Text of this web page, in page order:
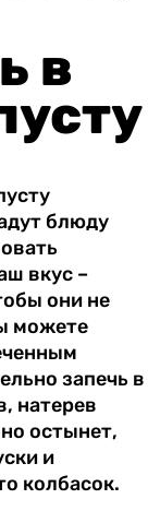
в
блюду
вкус –
они не
можете
запечь в
натерев
остынет,
и
колбасок.